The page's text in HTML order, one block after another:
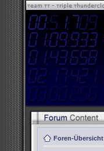
Foren-Übersicht